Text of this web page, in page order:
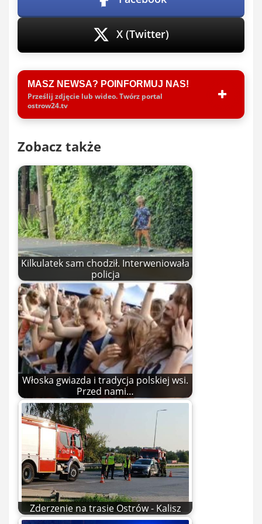
X (Twitter)
MASZ NEWSA? POINFORMUJ NAS!
Prześlij zdjęcie lub wideo. Twórz portal
ostrow24.tv
Zobacz także
Kilkulatek sam chodził. Interweniowała
policja
Włoska gwiazda i tradycja polskiej wsi.
Przed nami…
Zderzenie na trasie Ostrów - Kalisz